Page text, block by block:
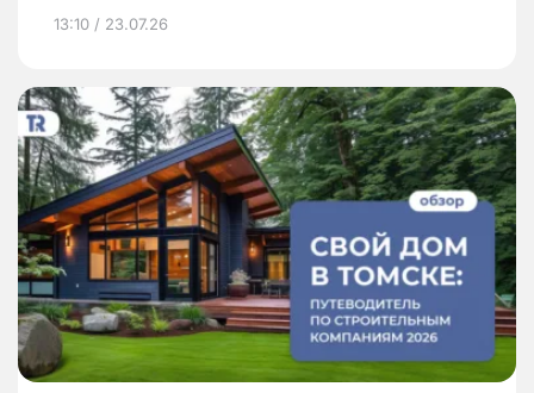
13:10 / 23.07.26